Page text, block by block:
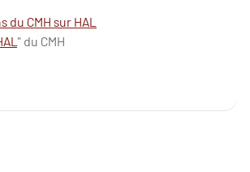
du CMH sur HAL
" du CMH